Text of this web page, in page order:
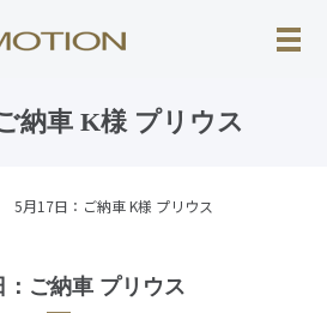
納車 K様 プリウス
5月17日：ご納車 K様 プリウス
：ご納車 プリウス